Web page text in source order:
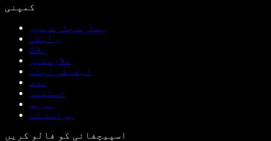
کمپنی
ہمارے بارے میں
رابطہ
بلاگ
ملازمتیں
ایفیلی ایٹس
مدد
اسٹیٹس
پریس
برانڈ کٹ
اسپیچفائی کو فالو کریں